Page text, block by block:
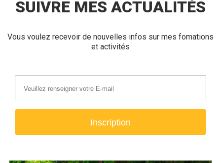
SUIVRE MES ACTUALITÉS
Vous voulez recevoir de nouvelles infos sur mes fomations
et activités